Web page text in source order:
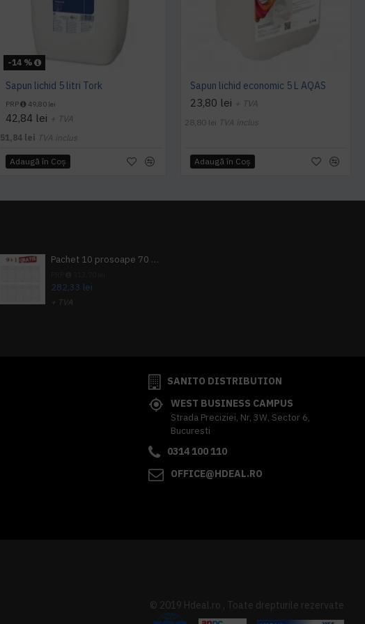
-14 %
Sapun lichid 5 litri Tork
PRP 49,80 lei
42,84 lei + TVA
51,84 lei TVA inclus
Adaugă în Coş
Sapun lichid economic 5 L AQAS
23,80 lei + TVA
28,80 lei TVA inclus
Adaugă în Coş
Pachet 10 prosoape 70 x 140cm 9 + 1 gratuit
282,33 lei
+ TVA
SANITO DISTRIBUTION
WEST BUSINESS CAMPUS
Strada Preciziei, Nr, 3W, Sector 6,
Bucuresti
0314 100 110
OFFICE@HDEAL.RO
© 2019 Hdeal.ro , Toate drepturile rezervate